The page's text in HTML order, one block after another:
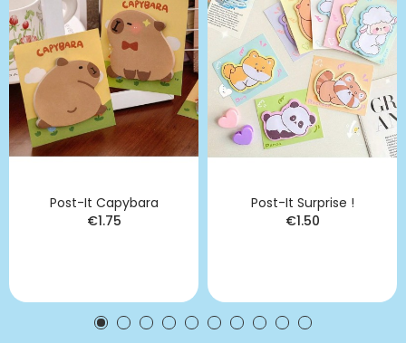
Post-It Capybara
€1.75
Post-It Surprise !
€1.50